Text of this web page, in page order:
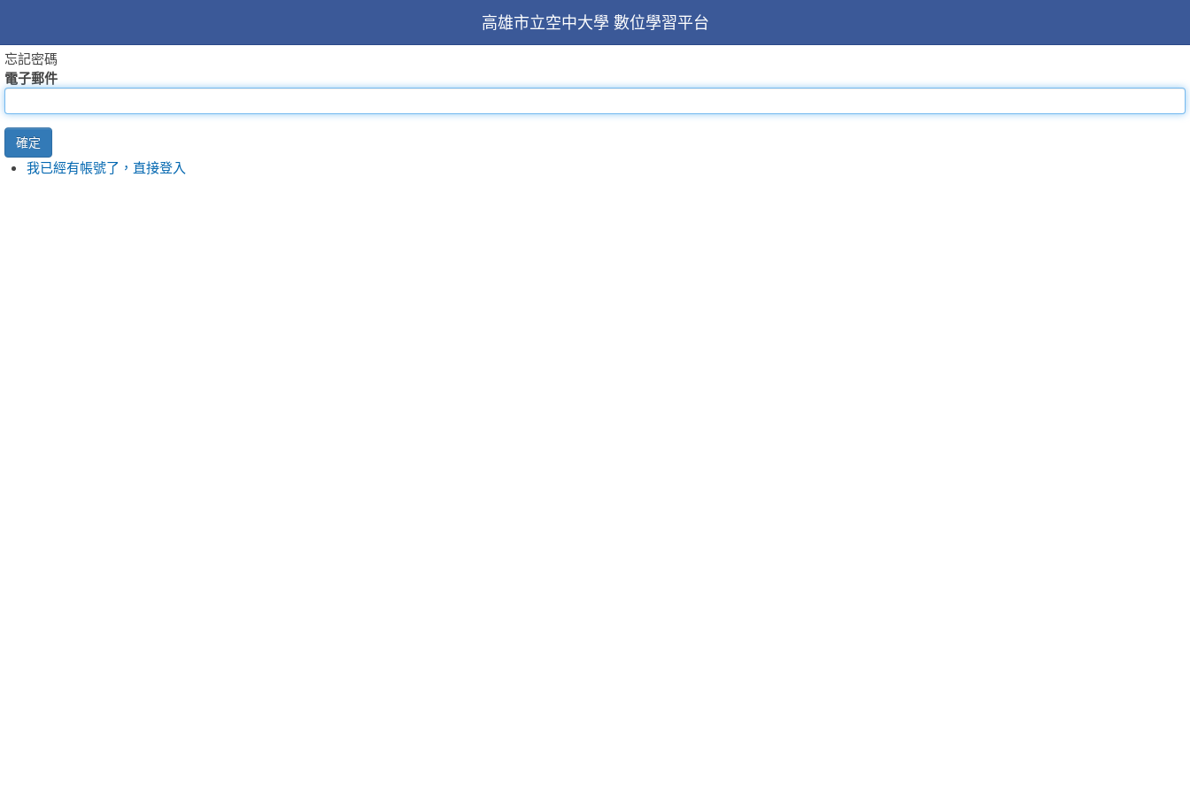
高雄市立空中大學 數位學習平台
忘記密碼
電子郵件
確定
我已經有帳號了，直接登入